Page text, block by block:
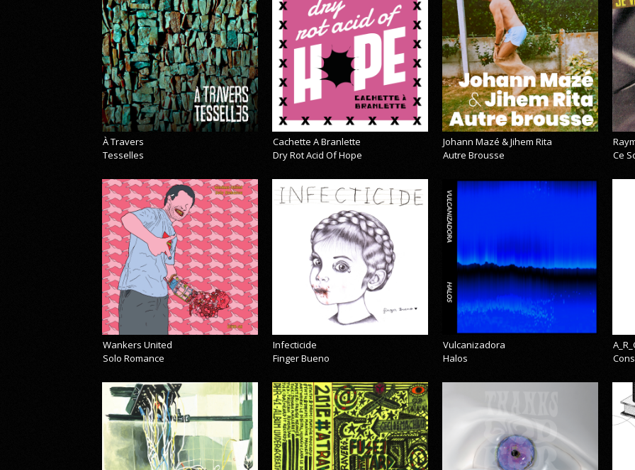
À Travers
Tesselles
Cachette A Branlette
Dry Rot Acid Of Hope
Johann Mazé & Jihem Rita
Autre Brousse
Ce
Wankers United
Solo Romance
Infecticide
Finger Bueno
Vulcanizadora
Halos